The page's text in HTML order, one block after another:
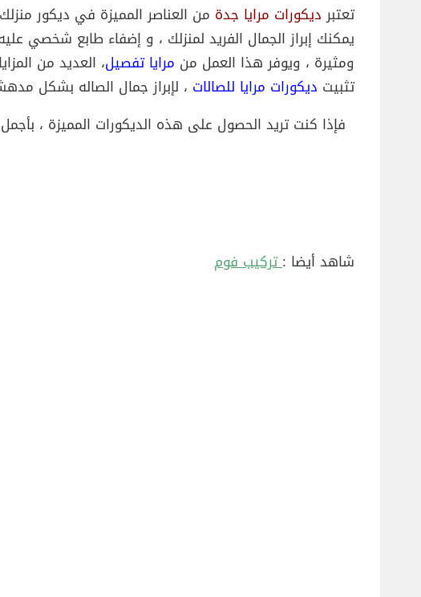
تعتبر ديكورات مرايا جدة من العناصر المميزة في ديكور
يمكنك إبراز الجمال الفريد لمنزلك ، و إضفاء طابع شخصي
ومثيرة ، ويوفر هذا العمل من مرايا تفصيل، العديد من
تثبيت ديكورات مرايا للصالات ، لإبراز جمال الصاله بشكل
فإذا كنت تريد الحصول على هذه الديكورات المميزة ،
شاهد أيضا :تركيب فوم